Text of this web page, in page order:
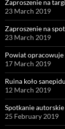
Zaproszenie na
23 March 2019
Zaproszenie na
23 March 2019
Powiat
17 March 2019
Ruina koło
12 March 2019
Spotkanie
25 February 2019